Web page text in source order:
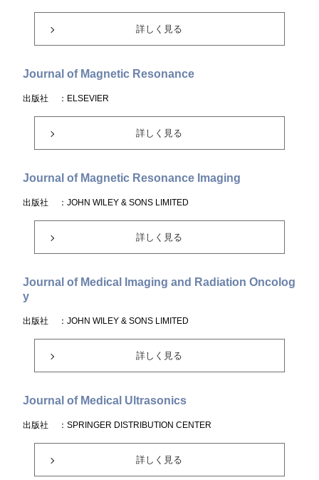
詳しく見る
Journal of Magnetic Resonance
出版社 ：ELSEVIER
詳しく見る
Journal of Magnetic Resonance Imaging
出版社 ：JOHN WILEY & SONS LIMITED
詳しく見る
Journal of Medical Imaging and Radiation Oncolog
y
出版社 ：JOHN WILEY & SONS LIMITED
詳しく見る
Journal of Medical Ultrasonics
出版社 ：SPRINGER DISTRIBUTION CENTER
詳しく見る